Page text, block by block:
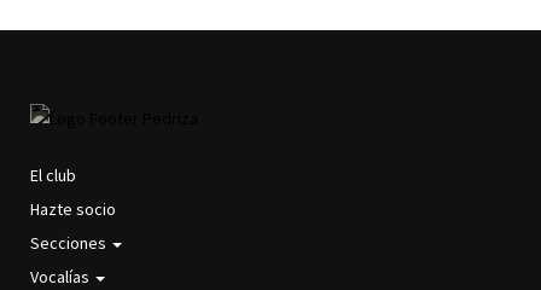
MAIN
NAVIGATION
El club
Hazte socio
Secciones
Vocalías